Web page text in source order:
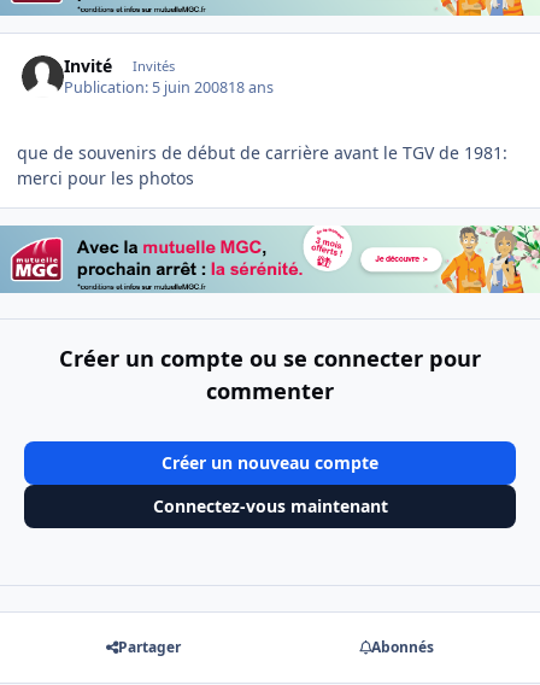
Invité Invités
Publication: 5 juin 200818 ans
que de souvenirs de début de carrière avant le TGV de 1981:
merci pour les photos
Créer un compte ou se connecter pour
commenter
Créer un nouveau compte
Connectez-vous maintenant
Partager Abonnés